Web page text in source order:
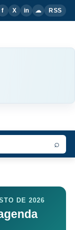
f X in ☁ RSS
⌕
DE 2026